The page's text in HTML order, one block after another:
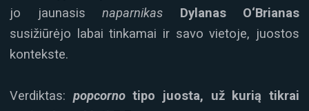
jo jaunasis naparnikas
Dylanas O‘Brianas
susižiūrėjo labai tinkamai ir savo vietoje, juostos
kontekste.
Verdiktas: popcornotipo juosta, už kurią tikrai